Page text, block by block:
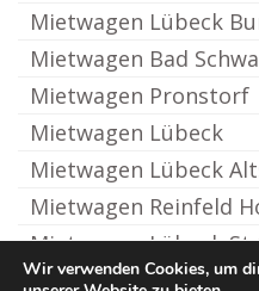
Mietwagen Lübeck
Mietwagen Bad
Mietwagen Pronstorf
Mietwagen Lübeck
Mietwagen Lübeck
Mietwagen Reinfeld
Mietwagen Lübeck
Wir verwenden Cookies, um